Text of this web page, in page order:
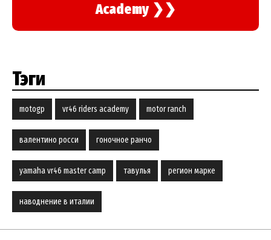
Academy ❯❯
Тэги
motogp vr46 riders academy motor ranch
валентино росси гоночное ранчо
yamaha vr46 master camp тавулья регион марке
наводнение в италии